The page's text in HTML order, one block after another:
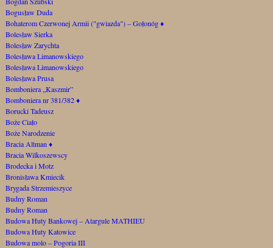
Bogusław Duda
Bohaterom Czerwonej Armii ("gwiazda") – Gołonóg♦
Bolesław Sierka
Bolesław Zarychta
Bolesława Limanowskiego
Bolesława Limanowskiego
Bolesława Prusa
Bomboniera „Kaszmir”
Bomboniera nr 381/382♦
Borucki Tadeusz
Boże Ciało
Boże Narodzenie
Bracia Altman ♦
Bracia Wilkoszewscy
Brodecka i Motz
Bronisława Kmiecik
Brygada Strzemieszyce
Budny Roman
Budny Roman
Budowa Huty Bankowej – Atargule MATHIEU
Budowa Huty Katowice
Budowa molo – Pogoria III